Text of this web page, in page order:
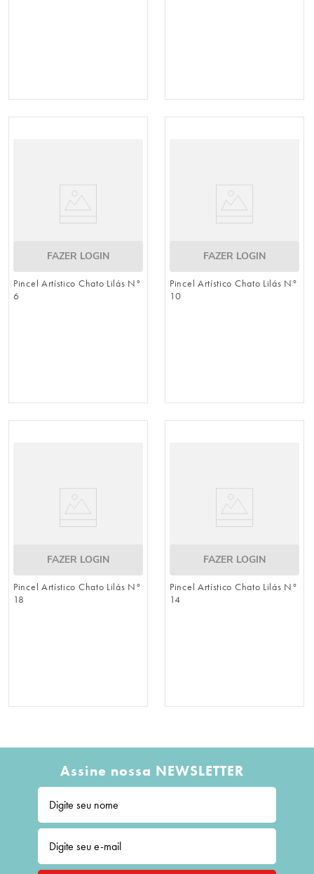
FAZER LOGIN
Pincel Artístico Chato Lilás N°
6
FAZER LOGIN
Pincel Artístico Chato Lilás N°
10
FAZER LOGIN
Pincel Artístico Chato Lilás N°
18
FAZER LOGIN
Pincel Artístico Chato Lilás N°
14
Assine nossa NEWSLETTER